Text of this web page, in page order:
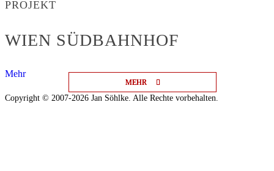
MEHR
MEHR
MEHR
PROJEKT
WIEN SÜDBAHNHOF
Mehr
Copyright © 2007-2026 Jan Söhlke. Alle Rechte vorbehalten.